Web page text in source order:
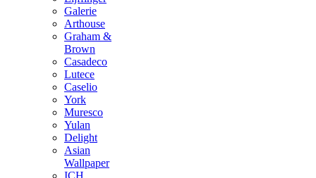
Galerie
Arthouse
Graham &
Brown
Casadeco
Lutece
Caselio
York
Muresco
Yulan
Delight
Asian
Wallpaper
ICH